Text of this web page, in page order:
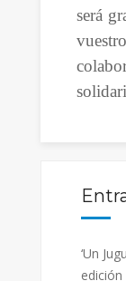
será
‘Un